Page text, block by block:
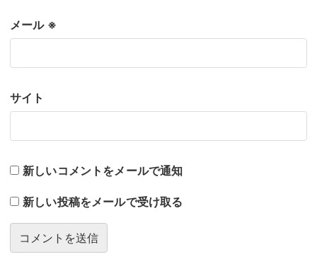
メール ※
サイト
新しいコメントをメールで通知
新しい投稿をメールで受け取る